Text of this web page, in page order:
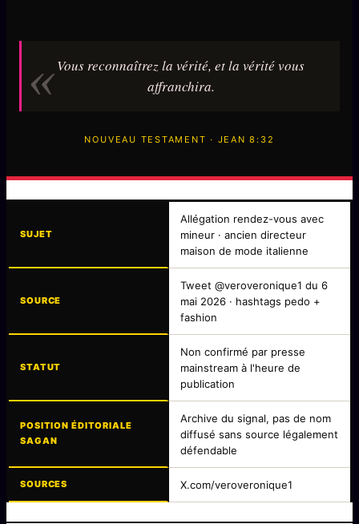
KÉTAMINE2019
Les Limites
Le procès Brigitte Macron
ZS Bundle
Références
LOI 1901
S'abonner GRATUIT
Cercle Privé
Mécène
Vous reconnaîtrez la vérité, et la vérité vous
affranchira.
NOUVEAU TESTAMENT · JEAN 8:32
SUJET
Allégation rendez-vous avec
mineur · ancien directeur
maison de mode italienne
SOURCE
Tweet @veroveronique1 du 6
mai 2026 · hashtags pedo +
fashion
STATUT
Non confirmé par presse
mainstream à l'heure de
publication
POSITION ÉDITORIALE
SAGAN
Archive du signal, pas de nom
diffusé sans source légalement
défendable
SOURCES X.com/veroveronique1